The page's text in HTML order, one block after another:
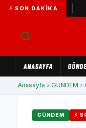
⚡ SON DAKIKAİzmir
ANASAYFA
Anasayfa › GÜNDEM ›
GÜNDEM ⚡